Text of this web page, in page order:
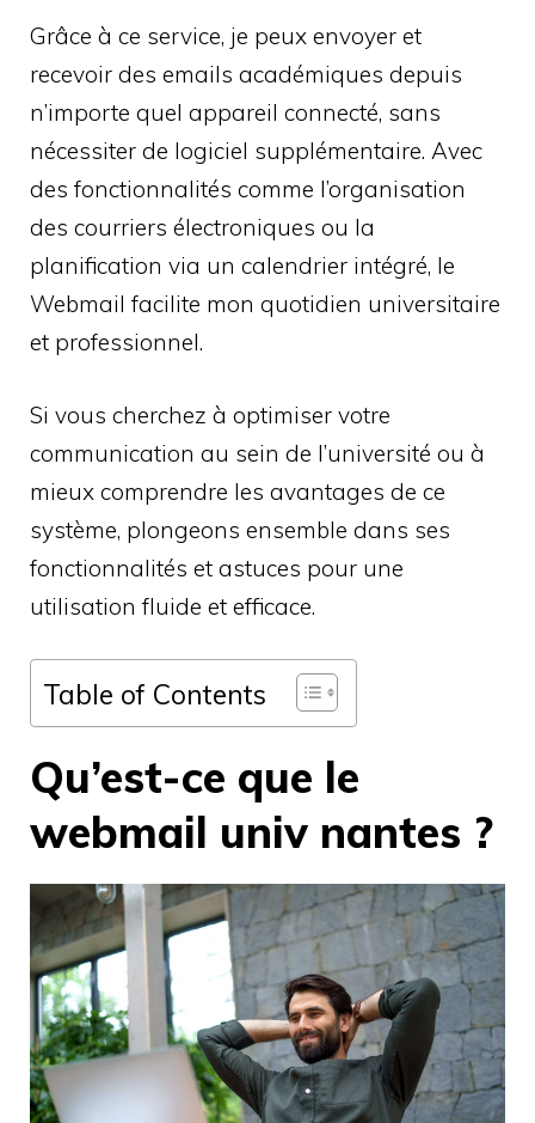
Grâce à ce service, je peux envoyer et
recevoir des emails académiques depuis
n’importe quel appareil connecté, sans
nécessiter de logiciel supplémentaire. Avec
des fonctionnalités comme l’organisation
des courriers électroniques ou la
planification via un calendrier intégré, le
Webmail facilite mon quotidien universitaire
et professionnel.
Si vous cherchez à optimiser votre
communication au sein de l’université ou à
mieux comprendre les avantages de ce
système, plongeons ensemble dans ses
fonctionnalités et astuces pour une
utilisation fluide et efficace.
Table of Contents
Qu’est-ce que le
webmail univ nantes ?